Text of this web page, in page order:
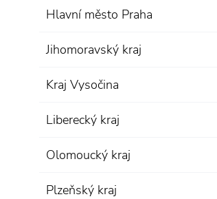
Hlavní město Praha
Jihomoravský kraj
Kraj Vysočina
Liberecký kraj
Olomoucký kraj
Plzeňský kraj